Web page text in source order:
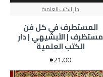
دار الكتب العلمية
المستطرف في كل فن
مستظرف | الأبشيهي | دار
الكتب العلمية
€21.00